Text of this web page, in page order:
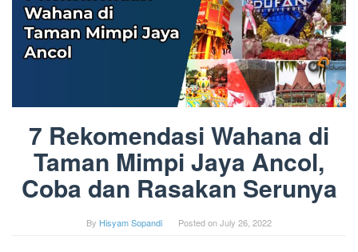
7 Rekomendasi Wahana di
Taman Mimpi Jaya Ancol,
Coba dan Rasakan Serunya
By Hisyam Sopandi Posted onJuly 26, 2022